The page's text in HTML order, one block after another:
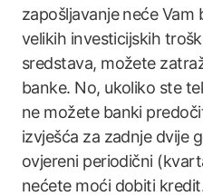
zapošljavanje neće Vam
velikih investicijskih
sredstava, možete
banke. No, ukoliko ste
ne možete banki
izvješća za zadnje dvije
ovjereni periodični
nećete moći dobiti